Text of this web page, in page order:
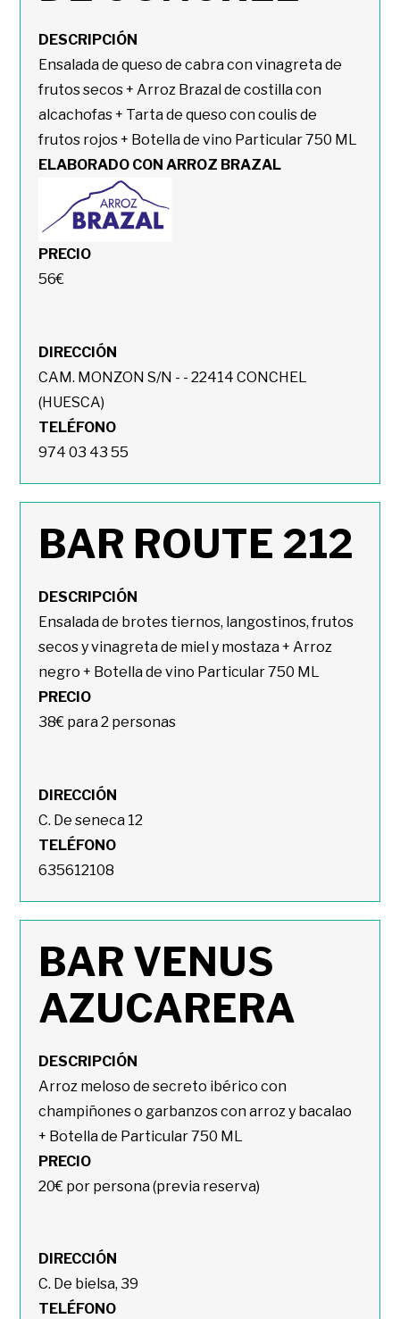
DESCRIPCIÓN
Ensalada de queso de cabra con vinagreta de
frutos secos + Arroz Brazal de costilla con
alcachofas + Tarta de queso con coulis de
frutos rojos + Botella de vino Particular 750 ML
ELABORADO CON ARROZ BRAZAL
PRECIO
56€
DIRECCIÓN
CAM. MONZON S/N - - 22414 CONCHEL
(HUESCA)
TELÉFONO
974 03 43 55
BAR ROUTE 212
DESCRIPCIÓN
Ensalada de brotes tiernos, langostinos, frutos
secos y vinagreta de miel y mostaza + Arroz
negro + Botella de vino Particular 750 ML
PRECIO
38€ para 2 personas
DIRECCIÓN
C. De seneca 12
TELÉFONO
635612108
BAR VENUS
AZUCARERA
DESCRIPCIÓN
Arroz meloso de secreto ibérico con
champiñones o garbanzos con arroz y bacalao
+ Botella de Particular 750 ML
PRECIO
20€ por persona (previa reserva)
DIRECCIÓN
C. De bielsa, 39
TELÉFONO